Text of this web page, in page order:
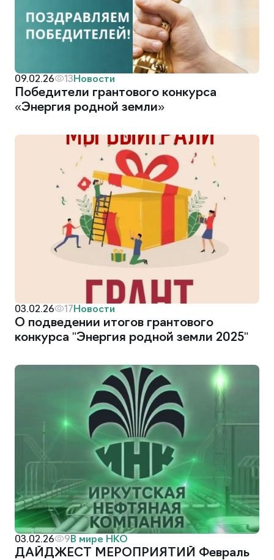
09.02.26 13 Новости
Победители грантового конкурса
«Энергия родной земли»
03.02.26 17 Новости
О подведении итогов грантового
конкурса "Энергия родной земли 2025"
03.02.26 9 В мире НКО
ДАЙДЖЕСТ МЕРОПРИЯТИЙ Февраль